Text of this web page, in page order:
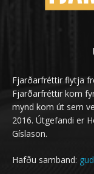
Fjarðarfréttir flytja
Fjarðarfréttir kom
mynd kom út sem
2016. Útgefandi er
Gíslason.
Hafðu samband: